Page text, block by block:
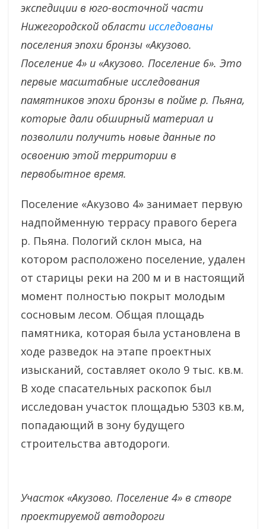
экспедиции в юго-восточной части
Нижегородской области исследованы
поселения эпохи бронзы «Акузово.
Поселение 4» и «Акузово. Поселение 6». Это
первые масштабные исследования
памятников эпохи бронзы в пойме р. Пьяна,
которые дали обширный материал и
позволили получить новые данные по
освоению этой территории в
первобытное время.
Поселение «Акузово 4» занимает первую
надпойменную террасу правого берега
р. Пьяна. Пологий склон мыса, на
котором расположено поселение, удален
от старицы реки на 200 м и в настоящий
момент полностью покрыт молодым
сосновым лесом. Общая площадь
памятника, которая была установлена в
ходе разведок на этапе проектных
изысканий, составляет около 9 тыс. кв.м.
В ходе спасательных раскопок был
исследован участок площадью 5303 кв.м,
попадающий в зону будущего
строительства автодороги.
Участок «Акузово. Поселение 4» в створе
проектируемой автодороги